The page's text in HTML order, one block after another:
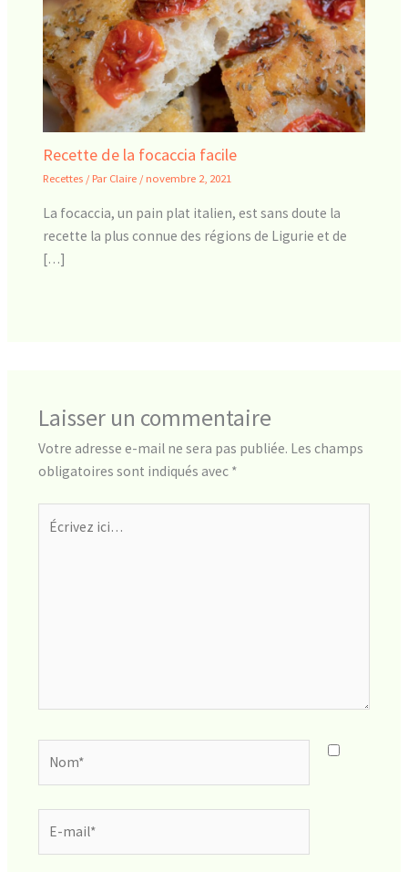
Recette de la focaccia facile
Recettes / Par Claire / novembre 2, 2021
La focaccia, un pain plat italien, est sans doute la
recette la plus connue des régions de Ligurie et de
[…]
Laisser un commentaire
Votre adresse e-mail ne sera pas publiée. Les champs
obligatoires sont indiqués avec *
ici…
mail*